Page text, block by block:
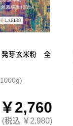
芽玄米粉 全
￥2,760
(税込 ￥2,980)